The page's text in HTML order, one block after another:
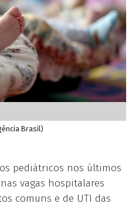
Brasil)
pediátricos nos últimos
vagas hospitalares
comuns e de UTI das